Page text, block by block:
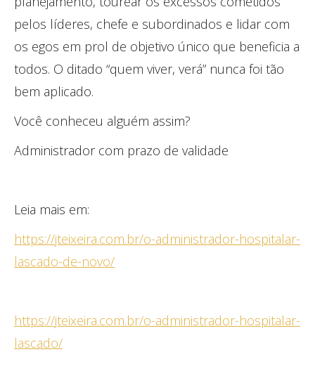
pelos líderes, chefe e subordinados e lidar com
os egos em prol de objetivo único que beneficia a
todos. O ditado “quem viver, verá” nunca foi tão
bem aplicado.
Você conheceu alguém assim?
Administrador com prazo de validade
Leia mais em:
https://jteixeira.com.br/o-administrador-hospitalar-
lascado-de-novo/
https://jteixeira.com.br/o-administrador-hospitalar-
lascado/